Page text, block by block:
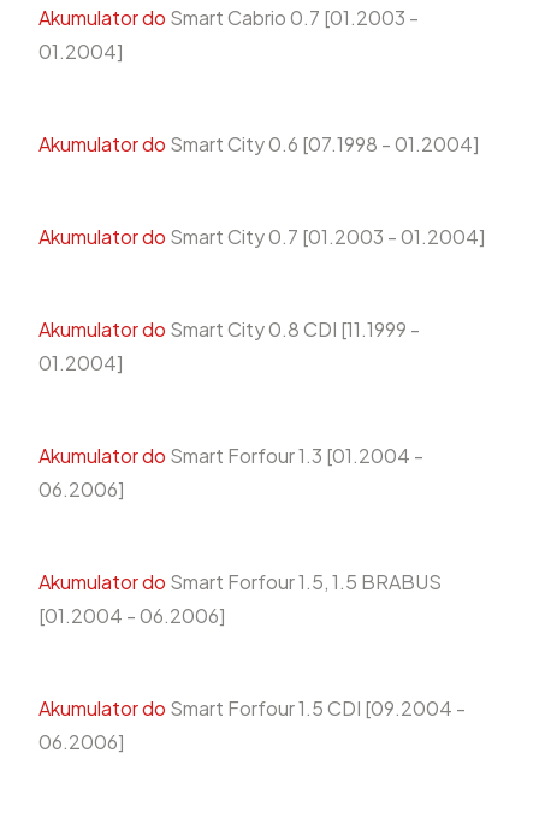
Akumulator do Smart Cabrio 0.7 [01.2003 -
01.2004]
Akumulator do Smart City 0.6 [07.1998 - 01.2004]
Akumulator do Smart City 0.7 [01.2003 - 01.2004]
Akumulator do Smart City 0.8 CDI [11.1999 -
01.2004]
Akumulator do Smart Forfour 1.3 [01.2004 -
06.2006]
Akumulator do Smart Forfour 1.5, 1.5 BRABUS
[01.2004 - 06.2006]
Akumulator do Smart Forfour 1.5 CDI [09.2004 -
06.2006]